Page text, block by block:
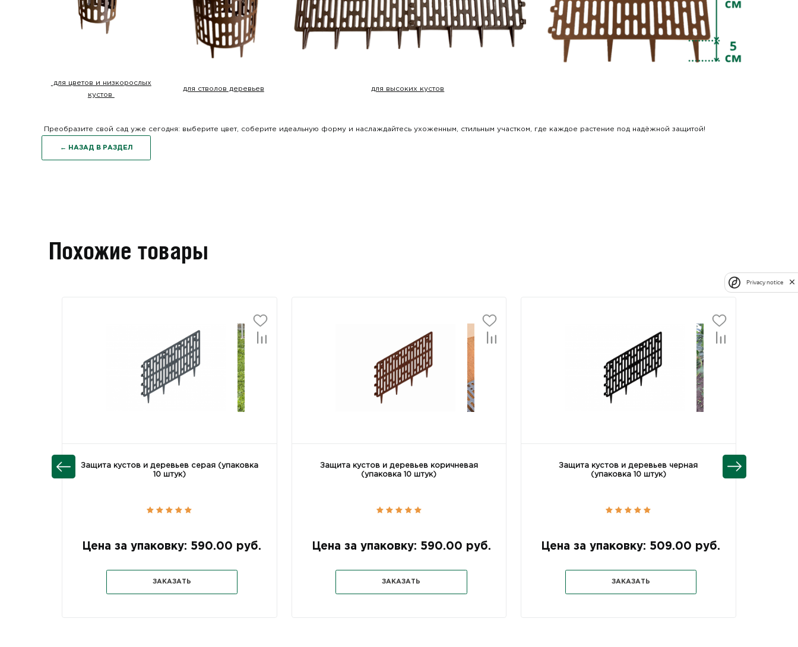
для цветов и низкорослых
кустов
для стволов деревьев для высоких кустов
Преобразите свой сад уже сегодня: выберите цвет, соберите идеальную форму и наслаждайтесь ухоженным, стильным участком, где каждое растение под надёжной защитой!
← НАЗАД В РАЗДЕЛ
Похожие товары
Защита кустов и деревьев серая (упаковка
10 штук)
Цена за упаковку: 590.00 руб.
ЗАКАЗАТЬ
Защита кустов и деревьев коричневая
(упаковка 10 штук)
Цена за упаковку: 590.00 руб.
ЗАКАЗАТЬ
Защита кустов и деревьев черная
(упаковка 10 штук)
Цена за упаковку: 509.00 руб.
ЗАКАЗАТЬ
Privacy notice